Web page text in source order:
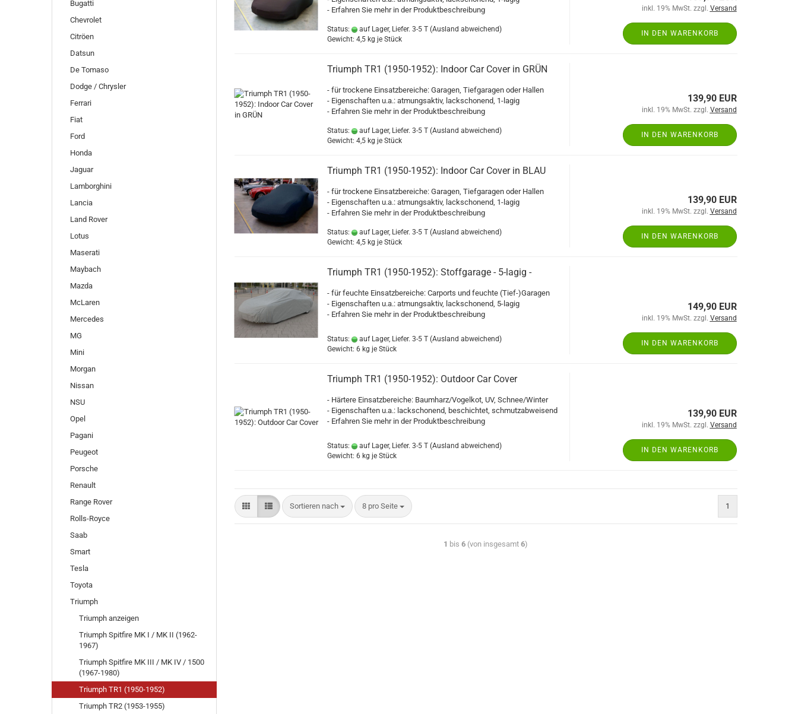
- Erfahren Sie mehr in der Produktbeschreibung
Status: auf Lager, Liefer. 3-5 T (Ausland abweichend)
Gewicht: 4,5kg je Stück
inkl. 19% MwSt. zzgl. Versand
IN DEN WARENKORB
Triumph TR1 (1950-1952): Indoor Car Cover in GRÜN
- für trockene Einsatzbereiche: Garagen, Tiefgaragen oder Hallen
- Eigenschaften u.a.: atmungsaktiv, lackschonend, 1-lagig
- Erfahren Sie mehr in der Produktbeschreibung
Status: auf Lager, Liefer. 3-5 T (Ausland abweichend)
Gewicht: 4,5kg je Stück
139,90 EUR
inkl. 19% MwSt. zzgl. Versand
IN DEN WARENKORB
Triumph TR1 (1950-1952): Indoor Car Cover in BLAU
- für trockene Einsatzbereiche: Garagen, Tiefgaragen oder Hallen
- Eigenschaften u.a.: atmungsaktiv, lackschonend, 1-lagig
- Erfahren Sie mehr in der Produktbeschreibung
Status: auf Lager, Liefer. 3-5 T (Ausland abweichend)
Gewicht: 4,5kg je Stück
139,90 EUR
inkl. 19% MwSt. zzgl. Versand
IN DEN WARENKORB
Triumph TR1 (1950-1952): Stoffgarage - 5-lagig -
- für feuchte Einsatzbereiche: Carports und feuchte (Tief-)Garagen
- Eigenschaften u.a.: atmungsaktiv, lackschonend, 5-lagig
- Erfahren Sie mehr in der Produktbeschreibung
Status: auf Lager, Liefer. 3-5 T (Ausland abweichend)
Gewicht: 6 kg je Stück
149,90 EUR
inkl. 19% MwSt. zzgl. Versand
IN DEN WARENKORB
Triumph TR1 (1950-1952): Outdoor Car Cover
- Härtere Einsatzbereiche: Baumharz/Vogelkot, UV, Schnee/Winter
- Eigenschaften u.a.: lackschonend, beschichtet, schmutzabweisend
- Erfahren Sie mehr in der Produktbeschreibung
Status: auf Lager, Liefer. 3-5 T (Ausland abweichend)
Gewicht: 6 kg je Stück
139,90 EUR
inkl. 19% MwSt. zzgl. Versand
IN DEN WARENKORB
Sortieren nach 8 pro Seite 1
1 bis6 (von insgesamt6)
Bugatti
Chevrolet
Citröen
Datsun
De Tomaso
Dodge / Chrysler
Ferrari
Fiat
Ford
Honda
Jaguar
Lamborghini
Lancia
Land Rover
Lotus
Maserati
Maybach
Mazda
McLaren
Mercedes
MG
Mini
Morgan
Nissan
NSU
Opel
Pagani
Peugeot
Porsche
Renault
Range Rover
Rolls-Royce
Saab
Smart
Tesla
Toyota
Triumph
Triumph anzeigen
Triumph Spitfire MK I / MK II (1962-
1967)
Triumph Spitfire MK III / MK IV / 1500
(1967-1980)
Triumph TR1 (1950-1952)
Triumph TR2 (1953-1955)